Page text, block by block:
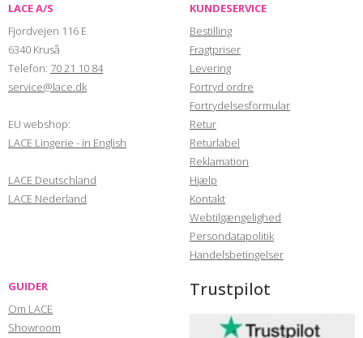
LACE A/S
Fjordvejen 116 E
6340 Kruså
Telefon: 70 21 10 84
service@lace.dk
EU webshop:
LACE Lingerie - in English
LACE Deutschland
LACE Nederland
KUNDESERVICE
Bestilling
Fragtpriser
Levering
Fortryd ordre
Fortrydelsesformular
Retur
Returlabel
Reklamation
Hjælp
Kontakt
Webtilgængelighed
Persondatapolitik
Handelsbetingelser
GUIDER
Om LACE
Showroom
Trustpilot